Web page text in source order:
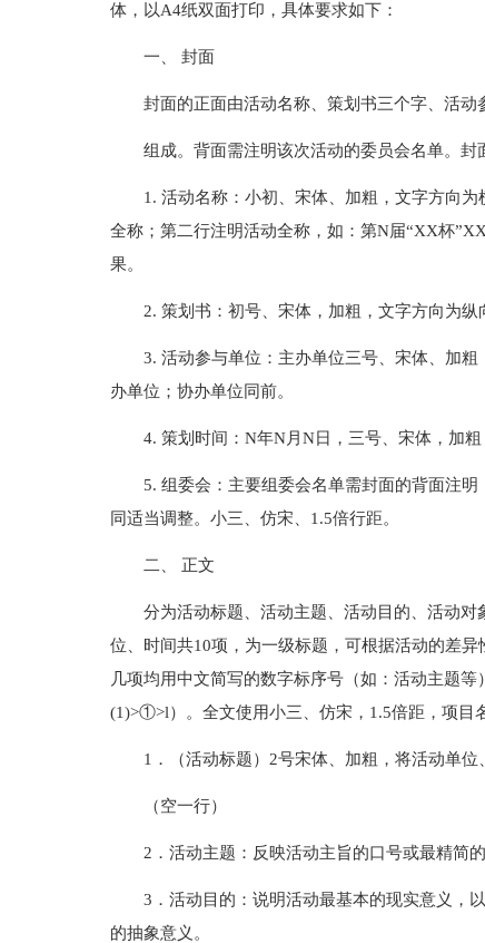
体，以A4纸双面打印，具体要求如下：
一、 封面
封面的正面由活动名称、策划书三个字、活动
组成。背面需注明该次活动的委员会名单。封
1. 活动名称：小初、宋体、加粗，文字方向
全称；第二行注明活动全称，如：第N届“XX杯
果。
2. 策划书：初号、宋体，加粗，文字方向为
3. 活动参与单位：主办单位三号、宋体、加
办单位；协办单位同前。
4. 策划时间：N年N月N日，三号、宋体，加粗
5. 组委会：主要组委会名单需封面的背面注
同适当调整。小三、仿宋、1.5倍行距。
二、 正文
分为活动标题、活动主题、活动目的、活动
位、时间共10项，为一级标题，可根据活动的差
几项均用中文简写的数字标序号（如：活动主题
(1)>①>l）。全文使用小三、仿宋，1.5倍距，项目
1．（活动标题）2号宋体、加粗，将活动单位
（空一行）
2．活动主题：反映活动主旨的口号或最精简的
3．活动目的：说明活动最基本的现实意义，
的抽象意义。